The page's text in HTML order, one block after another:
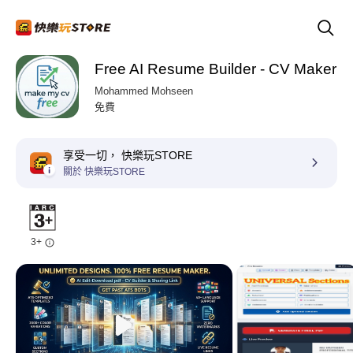
Free AI Resume Builder - CV Maker
Mohammed Mohseen
免費
享受一切， 快樂玩STORE
關於 快樂玩STORE
3+